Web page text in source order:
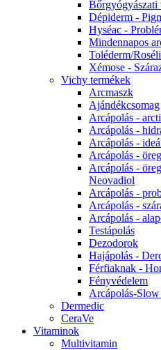
Bőrgyógyászati
Dépiderm -
Hyséac -
Mindennapos
Toléderm/
Xémose -
Vichy termékek
Arcmaszk
Ajándékcsomag
Arcápolás -
Arcápolás -
Arcápolás -
Arcápolás -
Arcápolás -
Neovadiol
Arcápolás -
Arcápolás -
Arcápolás -
Testápolás
Dezodorok
Hajápolás -
Férfiaknak -
Fényvédelem
Arcápolás-
Dermedic
CeraVe
Vitaminok
Multivitamin